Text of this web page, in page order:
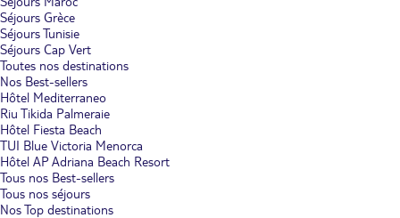
Séjours Grèce
Séjours Tunisie
Séjours Cap Vert
Toutes nos destinations
Nos Best-sellers
Hôtel Mediterraneo
Riu Tikida Palmeraie
Hôtel Fiesta Beach
TUI Blue Victoria Menorca
Hôtel AP Adriana Beach Resort
Tous nos Best-sellers
Tous nos séjours
Nos Top destinations